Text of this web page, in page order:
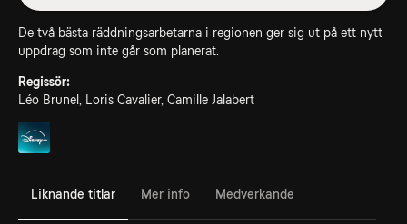
De två bästa räddningsarbetarna i regionen ger sig ut på ett nytt
uppdrag som inte går som planerat.
Regissör:
Léo Brunel, Loris Cavalier, Camille Jalabert
Liknande titlar Mer info Medverkande